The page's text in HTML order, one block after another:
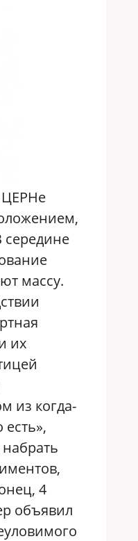
ЦЕРНе
массу.
их
из когда-
4
объявил